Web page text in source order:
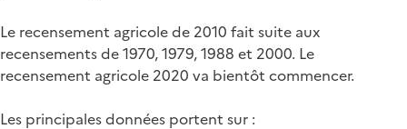
Le recensement agricole de 2010 fait suite aux
recensements de 1970, 1979, 1988 et 2000. Le
recensement agricole 2020 va bientôt commencer.
Les principales données portent sur :